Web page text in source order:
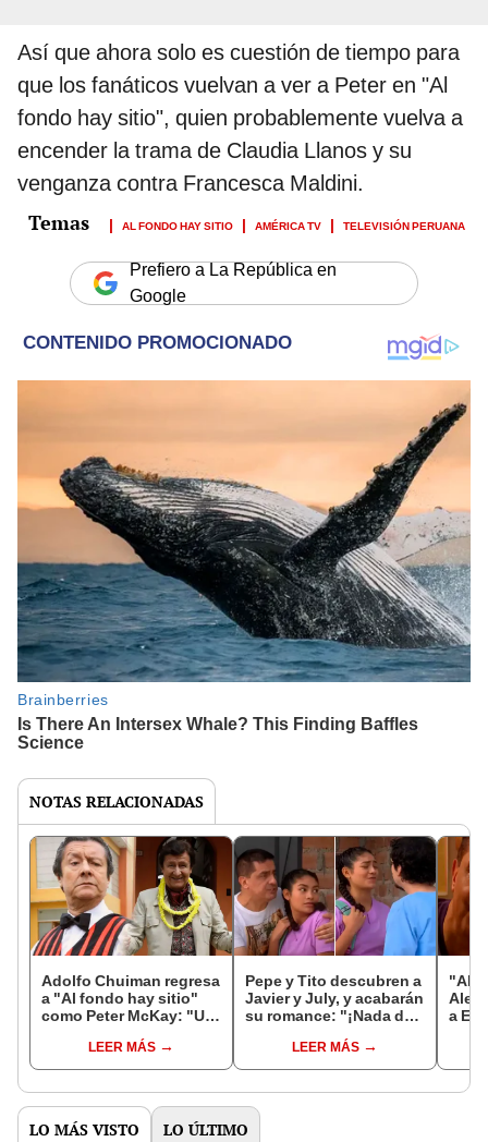
Así que ahora solo es cuestión de tiempo para
que los fanáticos vuelvan a ver a Peter en "Al
fondo hay sitio", quien probablemente vuelva a
encender la trama de Claudia Llanos y su
venganza contra Francesca Maldini.
AL FONDO HAY SITIO AMÉRICA TV TELEVISIÓN PERUANA
Prefiero a La República en
Google
NOTAS RELACIONADAS
Adolfo Chuiman regresa
a "Al fondo hay sitio"
como Peter McKay: "Un
grabaciones"
LEER MÁS
Pepe y Tito descubren a
Javier y July, y acabarán
su romance: "¡Nada de
LEER MÁS
a
LO MÁS VISTO LO ÚLTIMO